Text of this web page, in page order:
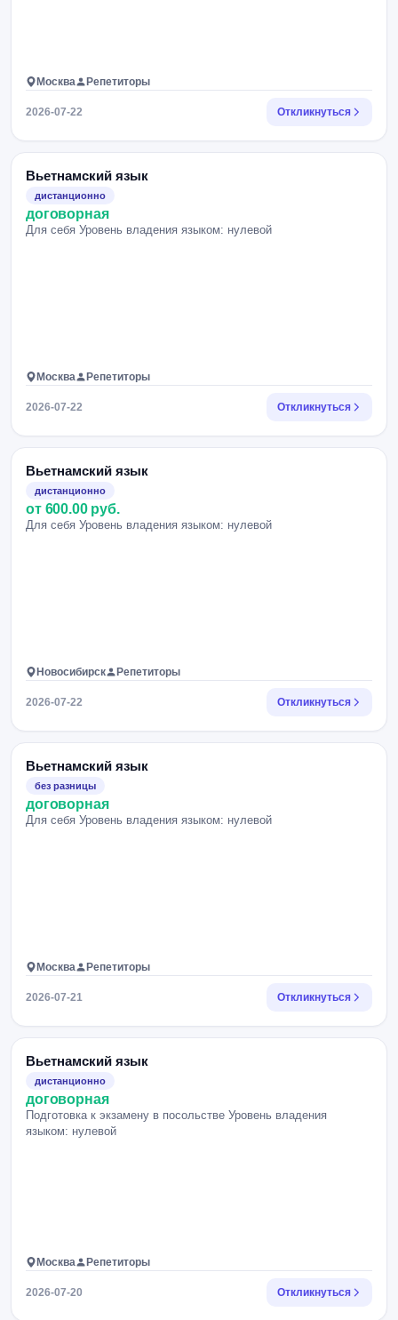
Москва Репетиторы
2026-07-22 Откликнуться
Вьетнамский язык
дистанционно
договорная
Для себя Уровень владения языком: нулевой
Москва Репетиторы
2026-07-22 Откликнуться
Вьетнамский язык
дистанционно
от 600.00 руб.
Для себя Уровень владения языком: нулевой
Новосибирск Репетиторы
2026-07-22 Откликнуться
Вьетнамский язык
без разницы
договорная
Для себя Уровень владения языком: нулевой
Москва Репетиторы
2026-07-21 Откликнуться
Вьетнамский язык
дистанционно
договорная
Подготовка к экзамену в посольстве Уровень владения
языком: нулевой
Москва Репетиторы
2026-07-20 Откликнуться